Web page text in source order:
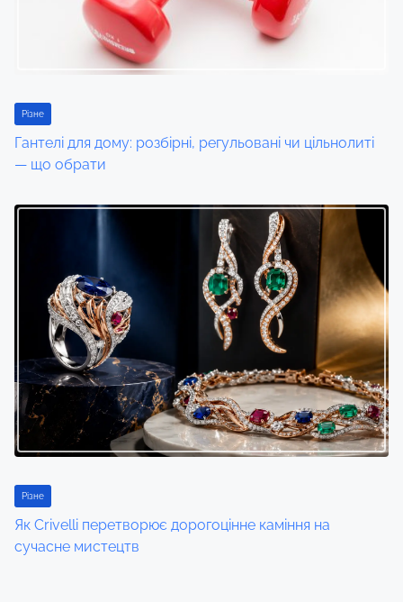
Різне
Гантелі для дому: розбірні, регульовані чи цільнолиті
— що обрати
Різне
Як Crivelli перетворює дорогоцінне каміння на
сучасне мистецтв